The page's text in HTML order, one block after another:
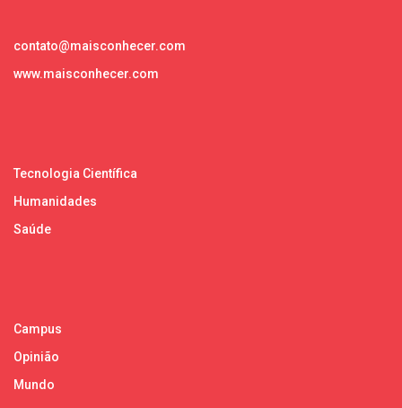
contato@maisconhecer.com
www.maisconhecer.com
Tecnologia Científica
Humanidades
Saúde
Campus
Opinião
Mundo